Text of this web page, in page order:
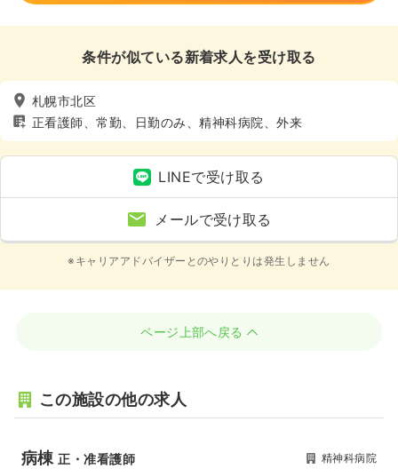
条件が似ている新着求人を受け取る
札幌市北区
正看護師、常勤、日勤のみ、精神科病院、外来
LINEで受け取る
メールで受け取る
※キャリアアドバイザーとのやりとりは発生しません
ページ上部へ戻る
この施設の他の求人
病棟正・准看護師 精神科病院